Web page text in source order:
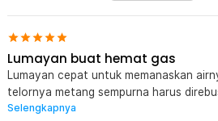
Lumayan buat hemat gas
Lumayan cepat untuk memanaskan
telornya metang sempurna harus
stgh matang, putihnya saja yg matang.
Selengkapnya